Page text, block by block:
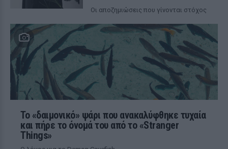
Οι αποζημιώσεις που γίνονται στόχος
Το «δαιμονικό» ψάρι που ανακαλύφθηκε τυχαία
και πήρε το όνομά του από το «Stranger
Things»